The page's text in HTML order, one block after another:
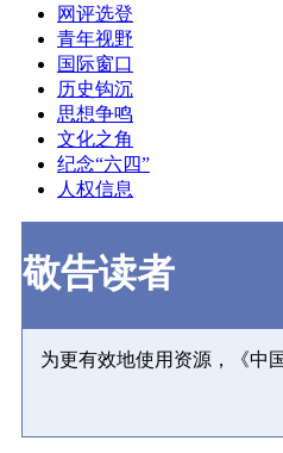
网评选登
青年视野
国际窗口
历史钩沉
思想争鸣
文化之角
纪念“六四”
人权信息
敬告读者
为更有效地使用资源，《中